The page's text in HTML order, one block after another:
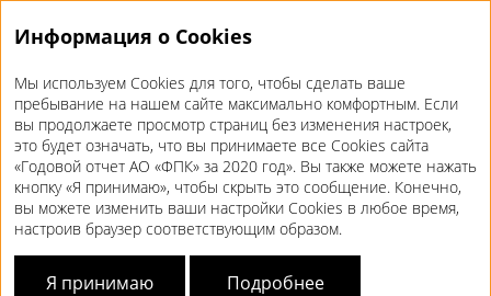
Годовой отчет 2020
CТРАТЕГИЧЕСКИЕНАПРАВЛЕНИЯ
РАЗВИТИЯ
Сеть
Предусматривается постоянная оптимизация сети:
Информация о Cookies
Мы используем Cookies для того, чтобы сделать ваше
пребывание на нашем сайте максимально комфортным. Если
вы продолжаете просмотр страниц без изменения настроек,
это будет означать, что вы принимаете все Cookies сайта
«Годовой отчет АО «ФПК» за 2020 год». Вы также можете нажать
кнопку «Я принимаю», чтобы скрыть это сообщение. Конечно,
вы можете изменить ваши настройки Cookies в любое время,
настроив браузер соответствующим образом.
Я принимаю Подробнее